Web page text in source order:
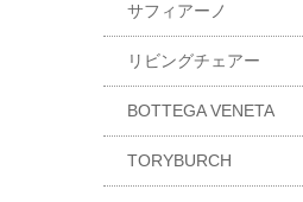
サフィアーノ
リビングチェアー
BOTTEGA VENETA
TORYBURCH